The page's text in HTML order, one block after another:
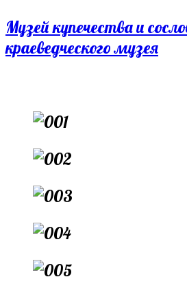
Перейти
к
Музей купечества и
краеведческого музея